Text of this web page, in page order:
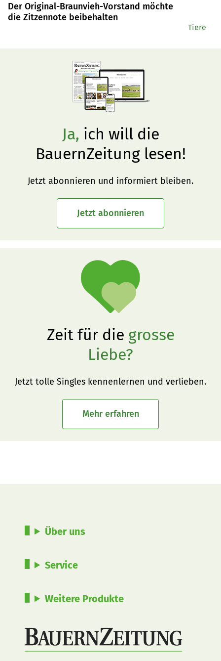
Der Original-Braunvieh-Vorstand möchte
die Zitzennote beibehalten
Tiere
Ja, ich will die
BauernZeitung lesen!
Jetzt abonnieren und informiert bleiben.
Jetzt abonnieren
Zeit für die grosse
Liebe?
Jetzt tolle Singles kennenlernen und verlieben.
Mehr erfahren
Über uns
Service
Weitere Produkte